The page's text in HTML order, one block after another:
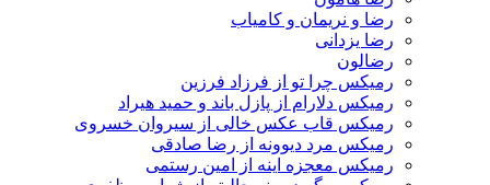
رضا و نریمان و کامیاب
رضا یزدانی
رضالون
رمیکس چرا تو از فرزاد فرزین
رمیکس دلارام از پازل باند و حمید هیراد
رمیکس قاب عکس خالی از سیروان خسروی
رمیکس مرد دیوونه از رضا صادقی
رمیکس معجزه اینه از امین رستمی